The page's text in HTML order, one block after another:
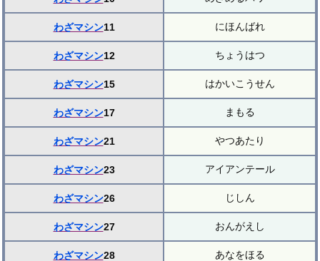
わざマシン11 にほんばれ
わざマシン12 ちょうはつ
わざマシン15 はかいこうせん
わざマシン17 まもる
わざマシン21 やつあたり
わざマシン23 アイアンテール
わざマシン26 じしん
わざマシン27 おんがえし
わざマシン28 あなをほる